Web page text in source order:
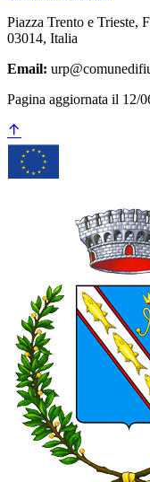
Piazza Trento e Trieste,
03014, Italia
Email:
Pagina aggiornata il 12/